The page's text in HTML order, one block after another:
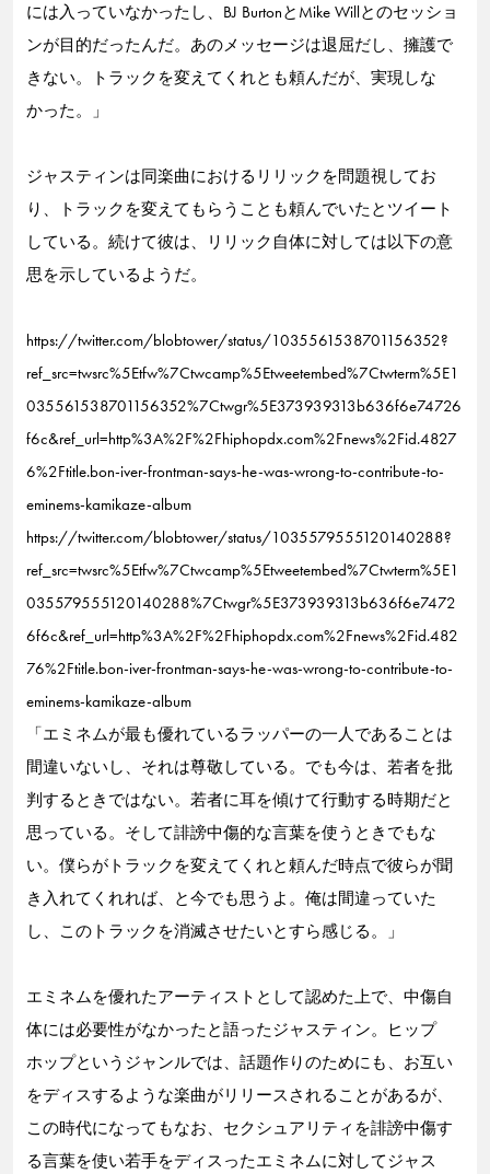
には入っていなかったし、BJ BurtonとMike Willとのセッショ
ンが目的だったんだ。あのメッセージは退屈だし、擁護で
きない。トラックを変えてくれとも頼んだが、実現しな
かった。」
ジャスティンは同楽曲におけるリリックを問題視してお
り、トラックを変えてもらうことも頼んでいたとツイート
している。続けて彼は、リリック自体に対しては以下の意
思を示しているようだ。
https://twitter.com/blobtower/status/1035561538701156352?
ref_src=twsrc%5Etfw%7Ctwcamp%5Etweetembed%7Ctwterm%5E1
035561538701156352%7Ctwgr%5E373939313b636f6e74726
f6c&ref_url=http%3A%2F%2Fhiphopdx.com%2Fnews%2Fid.4827
6%2Ftitle.bon-iver-frontman-says-he-was-wrong-to-contribute-to-
eminems-kamikaze-album
https://twitter.com/blobtower/status/1035579555120140288?
ref_src=twsrc%5Etfw%7Ctwcamp%5Etweetembed%7Ctwterm%5E1
035579555120140288%7Ctwgr%5E373939313b636f6e7472
6f6c&ref_url=http%3A%2F%2Fhiphopdx.com%2Fnews%2Fid.482
76%2Ftitle.bon-iver-frontman-says-he-was-wrong-to-contribute-to-
eminems-kamikaze-album
「エミネムが最も優れているラッパーの一人であることは
間違いないし、それは尊敬している。でも今は、若者を批
判するときではない。若者に耳を傾けて行動する時期だと
思っている。そして誹謗中傷的な言葉を使うときでもな
い。僕らがトラックを変えてくれと頼んだ時点で彼らが聞
き入れてくれれば、と今でも思うよ。俺は間違っていた
し、このトラックを消滅させたいとすら感じる。」
エミネムを優れたアーティストとして認めた上で、中傷自
体には必要性がなかったと語ったジャスティン。ヒップ
ホップというジャンルでは、話題作りのためにも、お互い
をディスするような楽曲がリリースされることがあるが、
この時代になってもなお、セクシュアリティを誹謗中傷す
る言葉を使い若手をディスったエミネムに対してジャス